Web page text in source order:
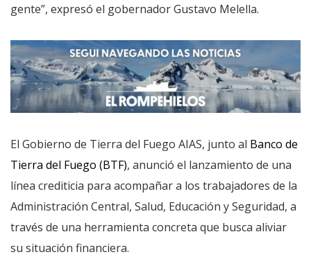
gente”, expresó el gobernador Gustavo Melella.
El Gobierno de Tierra del Fuego AIAS, junto al Banco de
Tierra del Fuego (BTF), anunció el lanzamiento de una
línea crediticia para acompañar a los trabajadores de la
Administración Central, Salud, Educación y Seguridad, a
través de una herramienta concreta que busca aliviar
su situación financiera.